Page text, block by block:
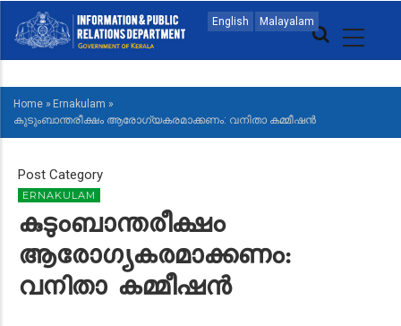
main
English Malayalam
MAIN
NAVIGATION
MALAYALAM
BREADCRUMB
Home » Ernakulam »
കുടുംബാന്തരീക്ഷം ആരോഗ്യകരമാക്കണം: വനിതാ കമ്മീഷൻ
Post Category
ERNAKULAM
കുടുംബാന്തരീക്ഷം
ആരോഗ്യകരമാക്കണം:
വനിതാ കമ്മീഷൻ